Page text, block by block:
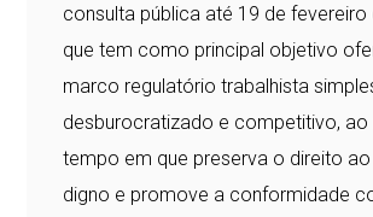
consulta pública até 19 de fevereiro
que tem como principal objetivo
marco regulatório trabalhista
desburocratizado e competitivo,
tempo em que preserva o direito
digno e promove a conformidade